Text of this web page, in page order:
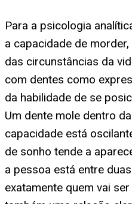
Para a psicologia
a capacidade de
das circunstâncias da
com dentes como
da habilidade de se
Um dente mole dentro
capacidade está
de sonho tende a
a pessoa está entre
exatamente quem vai